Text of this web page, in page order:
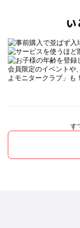
い
会員限定のイベントや
よモニタークラブ」も！
す